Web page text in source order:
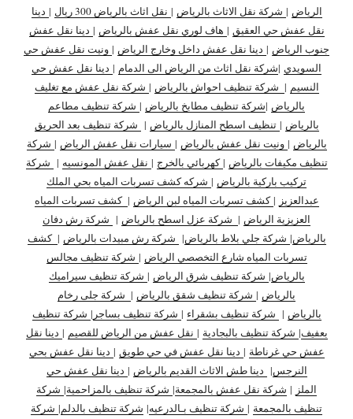
الرياض | شركة نقل الاثاث بالرياض | نقل اثاث بالرياض 300 ريال | دينا
نقل عفش حي العقيق | هاف لوري نقل عفش بالرياض | دينا نقل عفش
جنوب الرياض | دينا نقل عفش داخل وخارج الرياض | ونيت نقل عفش حي
السويدي |شركة نقل اثاث من الرياض الى الدمام | دينا نقل عفش حي
النسيم | شركة تنظيف احواش بالرياض | شركة نقل عفش مع تغليف
بالرياض |شركة تنظيف مطابخ بالرياض | شركة تنظيف مطاعم
بالرياض | تنظيف اسطح المنازل بالرياض | شركة تنظيف بعد الحريق
بالرياض | ونيت نقل عفش بالرياض | سيارات نقل عفش الرياض | شركة
تنظيف مكيفات بالرياض | كهربائي بالخرج | نقل عفش المونسيه | شركة
تركيب باركية بالرياض | شركه كشف تسربات المياه بحي الملك
عبدالعزيز | كشف تسربات المياه لبن الرياض | كشف تسربات المياه
العزيزية الرياض | شركة عزل اسطح بالرياض | شركة رش دفان
بالرياض| شركة جلي بلاط بالرياض| شركة رش مبيدات بالرياض | كشف
تسربات المياه شارع التخصصي الرياض | شركة تنظيف مجالس
بالرياض| شركة تنظيف شرق الرياض | شركة تنظيف سيراميك
بالرياض | شركة تنظيف شقق بالرياض | شركة جلى رخام
بالرياض | شركة تنظيف بشقراء | شركة تنظيف بساجر | شركة تنظيف
بعفيف| شركة تنظيف بالبجادية | نقل عفش من الرياض للقصيم | دينا نقل
عفش حي غرناطة | دينا نقل عفش في حي طويق | دينا نقل عفش بحي
النرجس| دينا طش الاثاث القديم بالرياض | دينا نقل عفش حي
الملز | شركة نقل عفش بالمجمعة| شركة تنظيف بالمزاحمية| شركة
تنظيف بالمجمعة | شركة تنظيف بـالدرعيه| شركة تنظيف بالدلم| شركة